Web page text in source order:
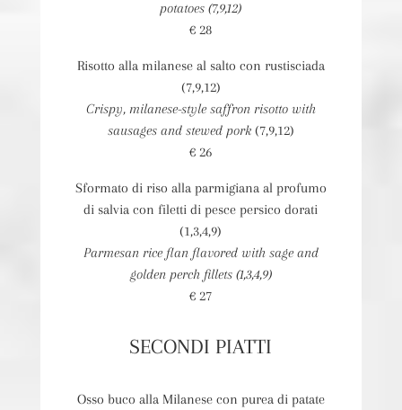
potatoes (7,9,12)
€ 28
Risotto alla milanese al salto con rustisciada
(7,9,12)
Crispy, milanese-style saffron risotto with
sausages and stewed pork (7,9,12)
€ 26
Sformato di riso alla parmigiana al profumo
di salvia con filetti di pesce persico dorati
(1,3,4,9)
Parmesan rice flan flavored with sage and
golden perch fillets (1,3,4,9)
€ 27
SECONDI PIATTI
Osso buco alla Milanese con purea di patate